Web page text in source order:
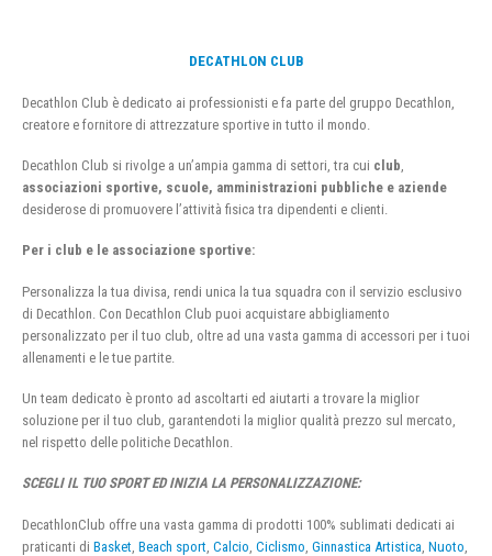
DECATHLON CLUB
Decathlon Club è dedicato ai professionisti e fa parte del gruppo Decathlon,
creatore e fornitore di attrezzature sportive in tutto il mondo.
Decathlon Club si rivolge a un’ampia gamma di settori, tra cui club
associazioni sportive, scuole, amministrazioni pubbliche e aziende
desiderose di promuovere l’attività fisica tra dipendenti e clienti.
Per i club e le associazione sportive:
Personalizza la tua divisa, rendi unica la tua squadra con il servizio esclusivo
di Decathlon. Con Decathlon Club puoi acquistare abbigliamento
personalizzato per il tuo club, oltre ad una vasta gamma di accessori per i tuoi
allenamenti e le tue partite.
Un team dedicato è pronto ad ascoltarti ed aiutarti a trovare la miglior
soluzione per il tuo club, garantendoti la miglior qualità prezzo sul mercato,
nel rispetto delle politiche Decathlon.
SCEGLI IL TUO SPORT ED INIZIA LA PERSONALIZZAZIONE:
DecathlonClub offre una vasta gamma di prodotti 100% sublimati dedicati ai
praticanti di Basket Beach sport Calcio Ciclismo Ginnastica Artistica Nuoto